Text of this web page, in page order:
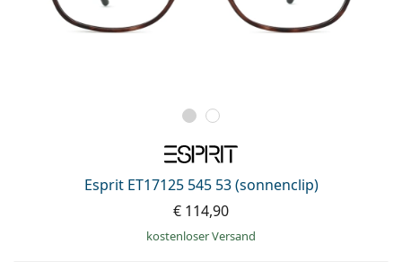
Esprit ET17125 545 53 (sonnenclip)
€ 114,90
kostenloser Versand